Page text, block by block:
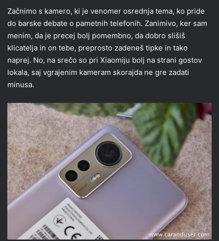
Začnimo s kamero, ki je venomer osrednja tema, ko pride
do barske debate o pametnih telefonih. Zanimivo, ker sam
menim, da je precej bolj pomembno, da dobro slišiš
klicatelja in on tebe, preprosto zadeneš tipke in tako
naprej. No, na srečo so pri Xiaomiju bolj na strani gostov
lokala, saj vgrajenim kameram skorajda ne gre zadati
minusa.